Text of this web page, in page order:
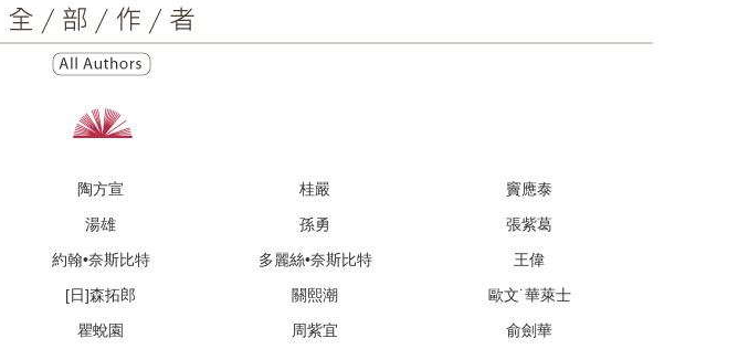
陶方宣 桂嚴
竇應泰
湯雄 孫勇
張紫葛
約翰•奈斯比特 多麗絲•奈斯比特
王偉
[日]森拓郎 關熙潮
歐文˙華萊士
瞿蛻園 周紫宜
俞劍華